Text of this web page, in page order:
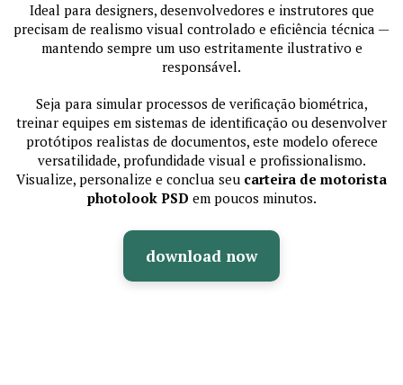
Ideal para designers, desenvolvedores e instrutores que
precisam de realismo visual controlado e eficiência técnica —
mantendo sempre um uso estritamente ilustrativo e
responsável.
Seja para simular processos de verificação biométrica,
treinar equipes em sistemas de identificação ou desenvolver
protótipos realistas de documentos, este modelo oferece
versatilidade, profundidade visual e profissionalismo.
Visualize, personalize e conclua seu carteira de motorista
photolook PSD em poucos minutos.
download now